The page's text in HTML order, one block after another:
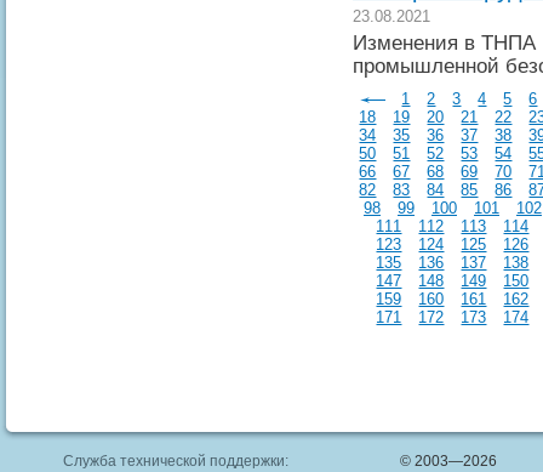
23.08.2021
Изменения в ТНПА
промышленной
1 2 3 4 5
6
18
19 20 21 22
34
35 36 37 38
50
51 52 53 54
66
67 68 69 70
82
83 84 85 86
98
99 100 101
102
111
112 113
114
123
124 125
126
135
136 137
138
147
148 149
150
159
160 161
162
171
172 173 174
Служба технической поддержки:
© 2003—2026